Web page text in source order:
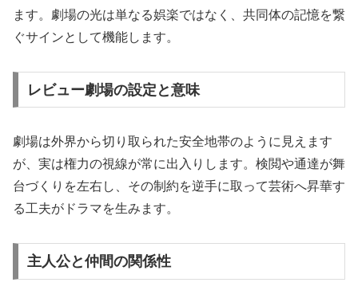
ます。劇場の光は単なる娯楽ではなく、共同体の記憶を繋
ぐサインとして機能します。
レビュー劇場の設定と意味
劇場は外界から切り取られた安全地帯のように見えます
が、実は権力の視線が常に出入りします。検閲や通達が舞
台づくりを左右し、その制約を逆手に取って芸術へ昇華す
る工夫がドラマを生みます。
主人公と仲間の関係性